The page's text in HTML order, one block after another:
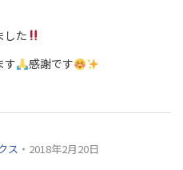
した
す
感謝です
ス ・2018年2月20日